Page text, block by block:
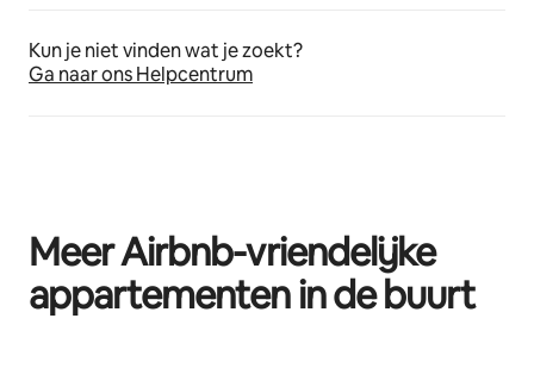
Kun je niet vinden wat je zoekt?
Ga naar ons Helpcentrum
Meer Airbnb-vriendelijke
appartementen in de buurt